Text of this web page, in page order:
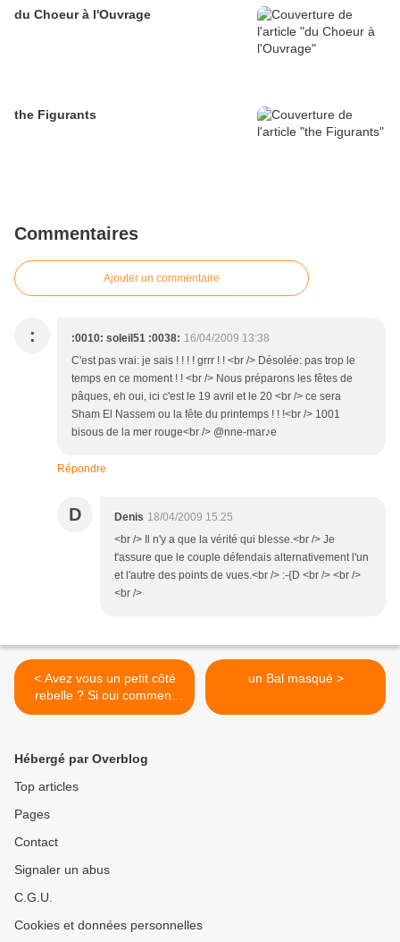
du Choeur à l'Ouvrage
the Figurants
Commentaires
Ajouter un commentaire
: :0010: soleil51 :0038: 16/04/2009 13:38
C'est pas vrai: je sais ! ! ! ! grrr ! ! <br /> Désolée: pas trop le
temps en ce moment ! ! <br /> Nous préparons les fêtes de
pâques, eh oui, ici c'est le 19 avril et le 20 <br /> ce sera
Sham El Nassem ou la fête du printemps ! ! !<br /> 1001
bisous de la mer rouge<br /> @nne-mar♪e
Répondre
D Denis 18/04/2009 15:25
<br /> Il n'y a que la vérité qui blesse.<br /> Je
t'assure que le couple défendais alternativement l'un
et l'autre des points de vues.<br /> :-{D <br /> <br />
<br />
< Avez vous un petit côté
rebelle ? Si oui comment
l'exprimez-vous?
un Bal masqué >
Hébergé par Overblog
Top articles
Pages
Contact
Signaler un abus
C.G.U.
Cookies et données personnelles